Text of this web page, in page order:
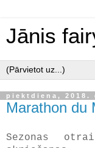
Jānis
piektdiena,
Marathon du
Sezonas